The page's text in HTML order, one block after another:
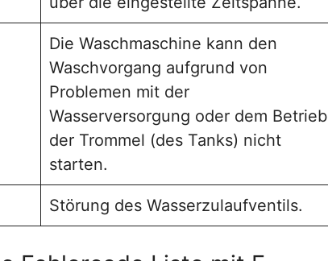
Die Waschmaschine kann den
Waschvorgang aufgrund von
Problemen mit der
Wasserversorgung oder dem Betrieb
der Trommel (des Tanks) nicht
starten.
Störung des Wasserzulaufventils.